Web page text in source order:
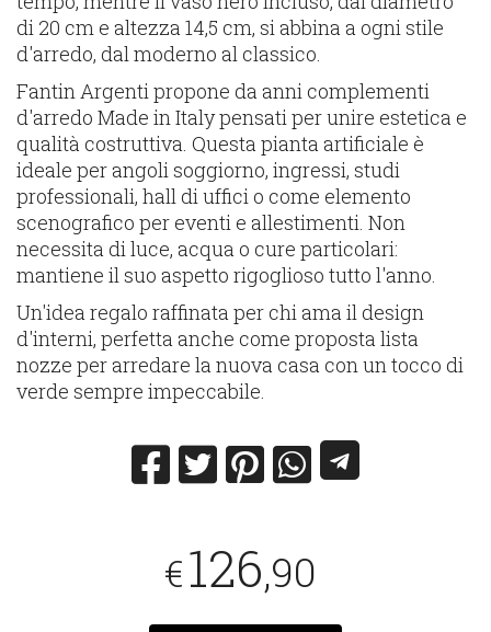
di 20 cm e altezza 14,5 cm, si abbina a ogni stile
d'arredo, dal moderno al classico.
Fantin Argenti propone da anni complementi
d'arredo Made in Italy pensati per unire estetica e
qualità costruttiva. Questa pianta artificiale è
ideale per angoli soggiorno, ingressi, studi
professionali, hall di uffici o come elemento
scenografico per eventi e allestimenti. Non
necessita di luce, acqua o cure particolari:
mantiene il suo aspetto rigoglioso tutto l'anno.
Un'idea regalo raffinata per chi ama il design
d'interni, perfetta anche come proposta lista
nozze per arredare la nuova casa con un tocco di
verde sempre impeccabile.
€126,90